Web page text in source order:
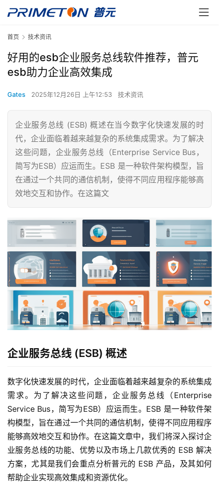
首页 技术资讯
好用的esb企业服务总线软件推荐，普元
esb助力企业高效集成
Gates 2025年12月26日 上午12:53 技术资讯
企业服务总线 (ESB) 概述在当今数字化快速发展的时
代，企业面临着越来越复杂的系统集成需求。为了解决
这些问题，企业服务总线（Enterprise Service Bus，
简写为ESB）应运而生。ESB 是一种软件架构模型，旨
在通过一个共同的通信机制，使得不同应用程序能够高
效地交互和协作。在这篇文
企业服务总线 (ESB) 概述
数字化快速发展的时代，企业面临着越来越复杂的系统集成
需求。为了解决这些问题，企业服务总线（Enterprise
Service Bus，简写为ESB）应运而生。ESB 是一种软件架
构模型，旨在通过一个共同的通信机制，使得不同应用程序
能够高效地交互和协作。在这篇文章中，我们将深入探讨企
业服务总线的功能、优势以及市场上几款优秀的 ESB 解决
方案，尤其是我们会重点分析普元的 ESB 产品，及其如何
帮助企业实现高效集成和资源优化。